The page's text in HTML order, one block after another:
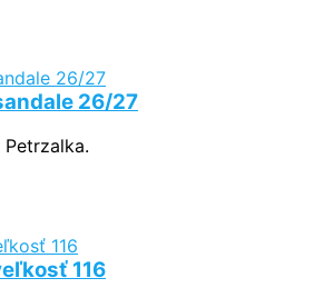
26/27
Petrzalka.
116